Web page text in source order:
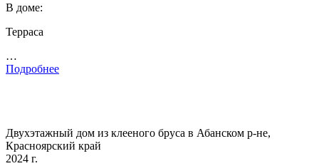
В доме:
Терраса
…
Подробнее
Двухэтажный дом из клееного бруса в Абанском р-не,
Красноярский край
2024 г.